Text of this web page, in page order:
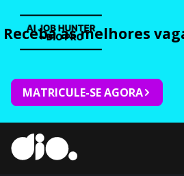
Receba as melhores
MATRICULE-SE AGORA